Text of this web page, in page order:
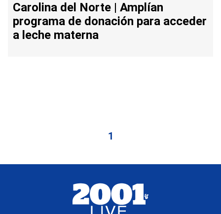
Carolina del Norte | Amplían
programa de donación para acceder
a leche materna
1